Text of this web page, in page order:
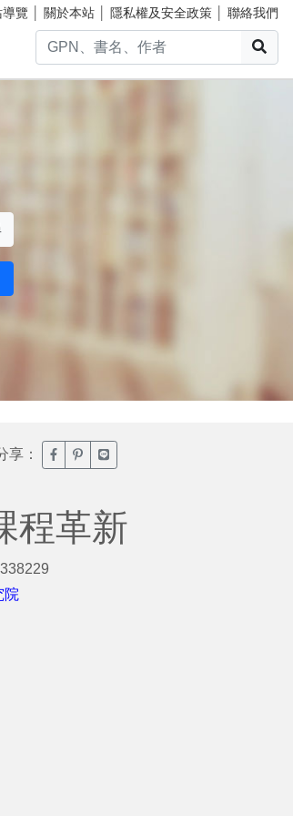
覽 關於本站 隱私權及安全政策 聯絡我們
享： 臉書分享(另開新視窗)
噗浪分享(另開新視窗)
Line分享(另開新視窗)
程革新
院